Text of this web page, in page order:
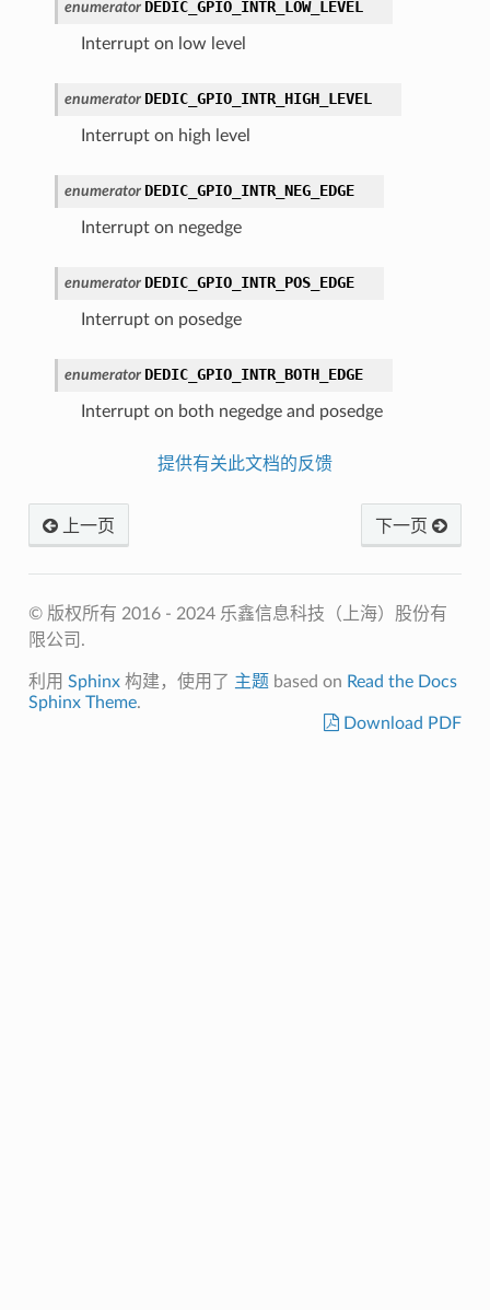
enumerator DEDIC_GPIO_INTR_LOW_LEVEL
Interrupt on low level
enumerator DEDIC_GPIO_INTR_HIGH_LEVEL
Interrupt on high level
enumerator DEDIC_GPIO_INTR_NEG_EDGE
Interrupt on negedge
enumerator DEDIC_GPIO_INTR_POS_EDGE
Interrupt on posedge
enumerator DEDIC_GPIO_INTR_BOTH_EDGE
Interrupt on both negedge and posedge
提供有关此文档的反馈
上一页 下一页
© 版权所有 2016 - 2024 乐鑫信息科技（上海）股份有
限公司.
利用 Sphinx构建，使用了 主题 based on Read the Docs
Sphinx Theme.
Download PDF